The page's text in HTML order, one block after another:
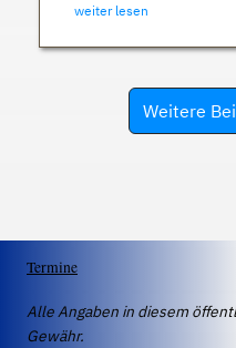
weiter lesen
Weitere
Termine
Alle Angaben in diesem
Gewähr.